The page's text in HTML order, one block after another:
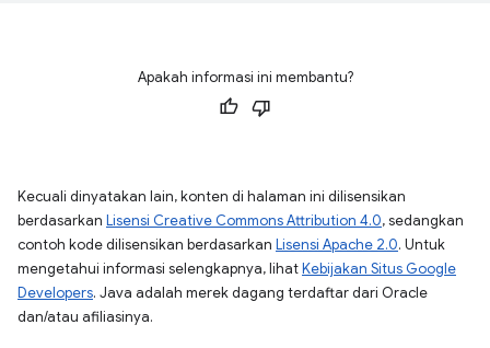
Apakah informasi ini membantu?
Kecuali dinyatakan lain, konten di halaman ini dilisensikan
berdasarkan Lisensi Creative Commons Attribution 4.0, sedangkan
contoh kode dilisensikan berdasarkan Lisensi Apache 2.0. Untuk
mengetahui informasi selengkapnya, lihatKebijakan Situs Google
Developers. Java adalah merek dagang terdaftar dari Oracle
dan/atau afiliasinya.